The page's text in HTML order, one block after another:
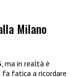
Milano
, ma in realtà è
fa fatica a ricordare